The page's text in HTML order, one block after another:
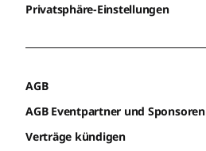
Privatsphäre-Einstellungen
AGB
AGB Eventpartner und Sponsoren
Verträge kündigen